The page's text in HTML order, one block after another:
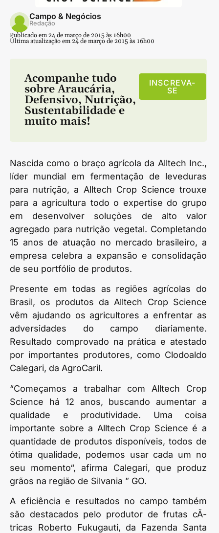
Campo & Negócios
Redação
Publicado em 24 de março de 2015 às 16h00
Última atualização em 24 de março de 2015 às 16h00
Acompanhe tudo
sobre Araucária,
Defensivo, Nutrição,
Sustentabilidadee
muito mais!
INSCREVA-
SE
Nascida como o braço agrícola da Alltech Inc.,
líder mundial em fermentação de leveduras
para nutrição, a Alltech Crop Science trouxe
para a agricultura todo o expertise do grupo
em desenvolver soluções de alto valor
agregado para nutrição vegetal. Completando
15 anos de atuação no mercado brasileiro, a
empresa celebra a expansão e consolidação
de seu portfólio de produtos.
Presente em todas as regiões agrícolas do
Brasil, os produtos da Alltech Crop Science
vêm ajudando os agricultores a enfrentar as
adversidades do campo diariamente.
Resultado comprovado na prática e atestado
por importantes produtores, como Clodoaldo
Calegari, da AgroCaril.
“Começamos a trabalhar com Alltech Crop
Science há 12 anos, buscando aumentar a
qualidade e produtividade. Uma coisa
importante sobre a Alltech Crop Science é a
quantidade de produtos disponíveis, todos de
ótima qualidade, podemos usar cada um no
seu momento“, afirma Calegari, que produz
grãos na região de Silvania ” GO.
A eficiência e resultados no campo também
são destacados pelo produtor de frutas cÃ­
tricas Roberto Fukugauti, da Fazenda Santa